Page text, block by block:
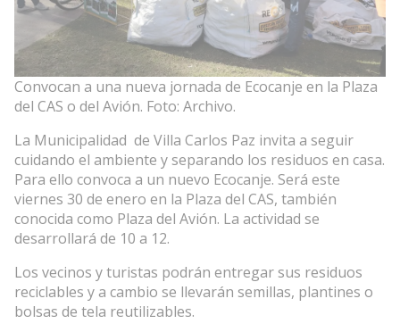
Convocan a una nueva jornada de Ecocanje en la Plaza
del CAS o del Avión. Foto: Archivo.
La Municipalidad de Villa Carlos Paz invita a seguir
cuidando el ambiente y separando los residuos en casa.
Para ello convoca a un nuevo Ecocanje. Será este
viernes 30 de enero en la Plaza del CAS, también
conocida como Plaza del Avión. La actividad se
desarrollará de 10 a 12.
Los vecinos y turistas podrán entregar sus residuos
reciclables y a cambio se llevarán semillas, plantines o
bolsas de tela reutilizables.